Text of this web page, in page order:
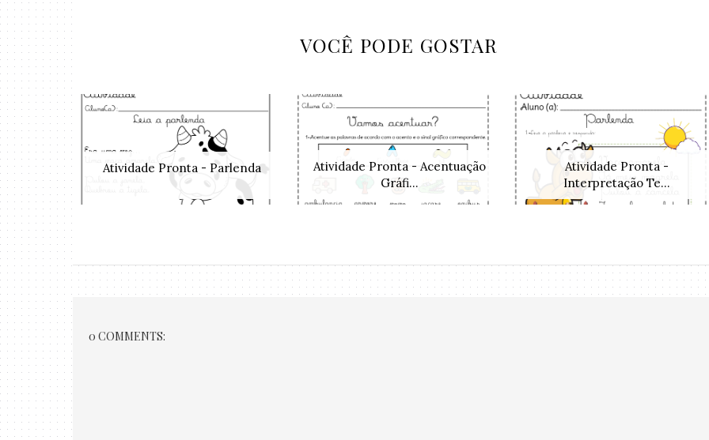
VOCÊ PODE GOSTAR
Atividade Pronta - Parlenda
Atividade Pronta - Acentuação
Gráfi...
Atividade Pronta -
Interpretação Te...
0 COMMENTS: